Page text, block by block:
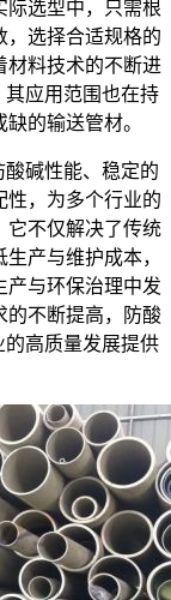
际选型中，只需根
，选择合适规格的
材料技术的不断进
其应用范围也在持
的输送管材。
碱性能、稳定的
性，为多个行业的
它不仅解决了传统
产与维护成本，
产与环保治理中发
的不断提高，防酸
的高质量发展提供